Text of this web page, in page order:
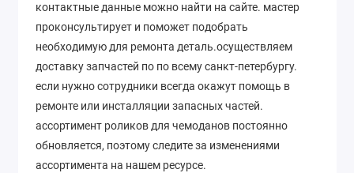
контактные данные можно найти на сайте. мастер
проконсультирует и поможет подобрать
необходимую для ремонта деталь.осуществляем
доставку запчастей по по всему санкт-петербургу.
если нужно сотрудники всегда окажут помощь в
ремонте или инсталляции запасных частей.
ассортимент роликов для чемоданов постоянно
обновляется, поэтому следите за изменениями
ассортимента на нашем ресурсе.